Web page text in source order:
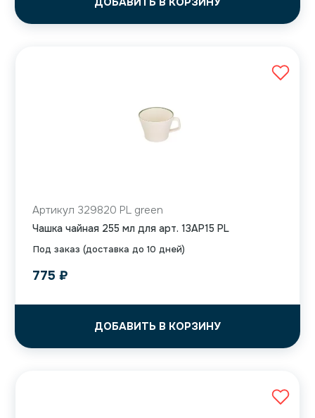
Под заказ (доставка до 10 дней)
Артикул 329820 PL green
Чашка чайная 255 мл для арт. 13AP15 PL
775 ₽
ДОБАВИТЬ В КОРЗИНУ